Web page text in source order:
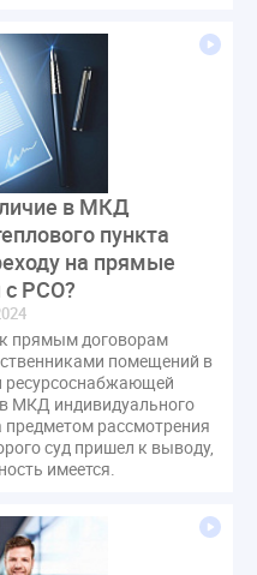
депутаты
жилищный надзор
в ЖК РФ
категория риска
культурного наследия
взимания пени
в МКД
пункта
на прямые
с РСО?
прямым договорам
помещений в
ресурсоснабжающей
МКД индивидуального
предметом рассмотрения
суд пришел к выводу,
имеется.